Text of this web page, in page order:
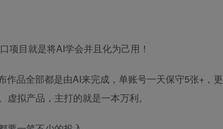
项目就是将AI学会并且化为己用！
品全部都是由AI来完成，单账号一天保守5张+，更
拟产品，主打的就是一本万利。